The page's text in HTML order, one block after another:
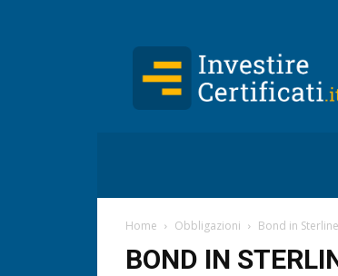
Certificati.it
Home Obbligazioni Bond in Sterline
BOND IN